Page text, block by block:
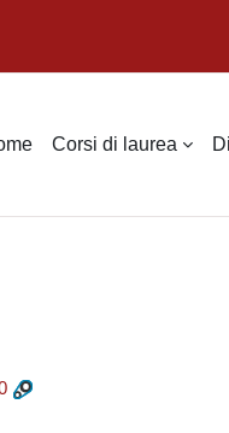
Corsi di laurea